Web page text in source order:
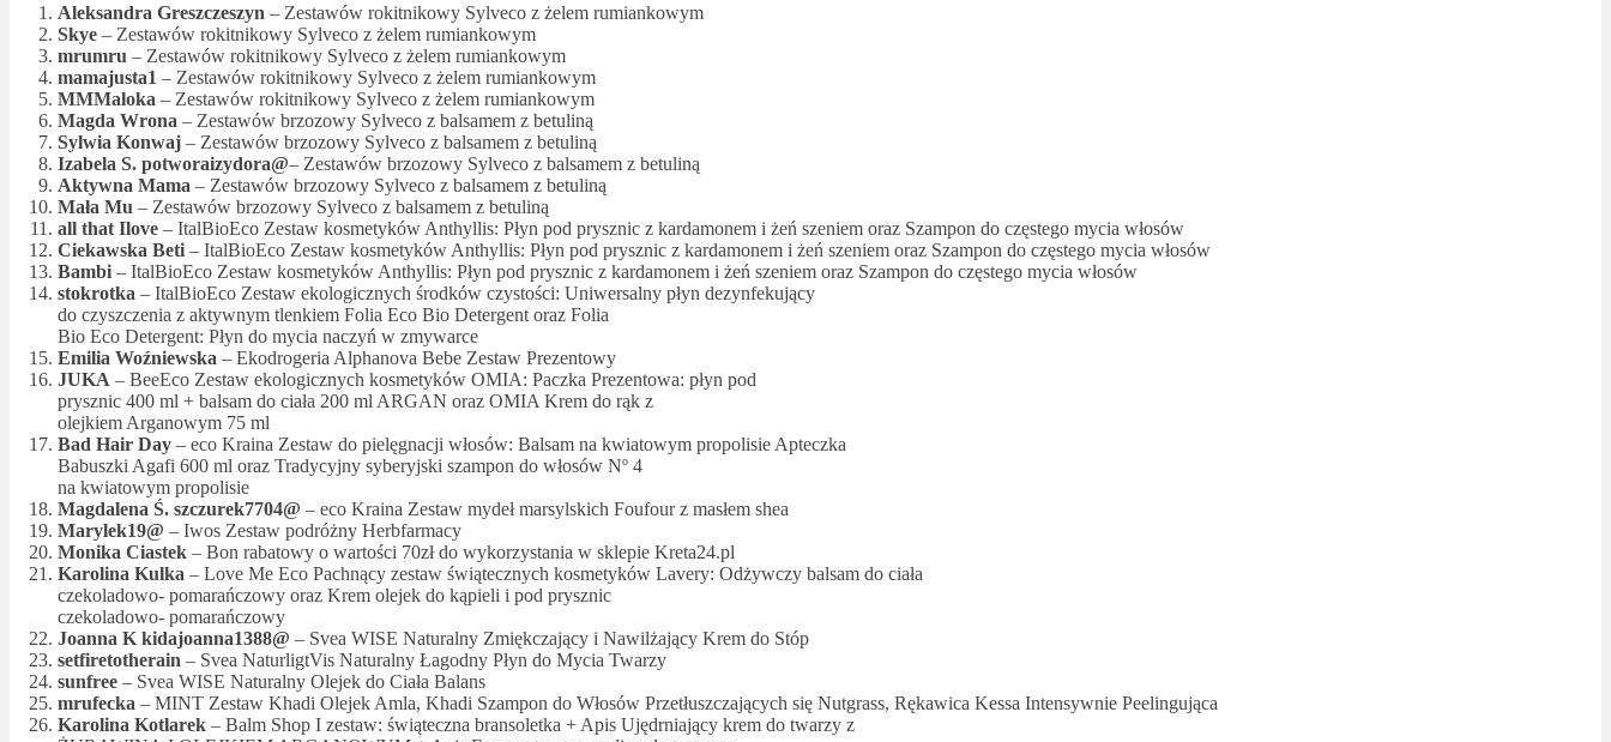
Aleksandra Greszczeszyn – Zestawów rokitnikowy Sylveco z żelem rumiankowym
Skye – Zestawów rokitnikowy Sylveco z żelem rumiankowym
mrumru – Zestawów rokitnikowy Sylveco z żelem rumiankowym
mamajusta1 – Zestawów rokitnikowy Sylveco z żelem rumiankowym
MMMaloka – Zestawów rokitnikowy Sylveco z żelem rumiankowym
Magda Wrona – Zestawów brzozowy Sylveco z balsamem z betuliną
Sylwia Konwaj – Zestawów brzozowy Sylveco z balsamem z betuliną
Izabela S. potworaizydora@– Zestawów brzozowy Sylveco z balsamem z betuliną
Aktywna Mama – Zestawów brzozowy Sylveco z balsamem z betuliną
Mała Mu – Zestawów brzozowy Sylveco z balsamem z betuliną
all that Ilove – ItalBioEco Zestaw kosmetyków Anthyllis: Płyn pod prysznic z kardamonem i żeń szeniem oraz Szampon do częstego mycia włosów
Ciekawska Beti – ItalBioEco Zestaw kosmetyków Anthyllis: Płyn pod prysznic z kardamonem i żeń szeniem oraz Szampon do częstego mycia włosów
Bambi – ItalBioEco Zestaw kosmetyków Anthyllis: Płyn pod prysznic z kardamonem i żeń szeniem oraz Szampon do częstego mycia włosów
stokrotka – ItalBioEco Zestaw ekologicznych środków czystości: Uniwersalny płyn dezynfekujący
do czyszczenia z aktywnym tlenkiem Folia Eco Bio Detergent oraz Folia
Bio Eco Detergent: Płyn do mycia naczyń w zmywarce
Emilia Woźniewska – Ekodrogeria Alphanova Bebe Zestaw Prezentowy
JUKA – BeeEco Zestaw ekologicznych kosmetyków OMIA: Paczka Prezentowa: płyn pod
prysznic 400 ml + balsam do ciała 200 ml ARGAN oraz OMIA Krem do rąk z
olejkiem Arganowym 75 ml
Bad Hair Day – eco Kraina Zestaw do pielęgnacji włosów: Balsam na kwiatowym propolisie Apteczka
Babuszki Agafi 600 ml oraz Tradycyjny syberyjski szampon do włosów Nº 4
na kwiatowym propolisie
Magdalena Ś. szczurek7704@ – eco Kraina Zestaw mydeł marsylskich Foufour z masłem shea
Marylek19@ – Iwos Zestaw podróżny Herbfarmacy
Monika Ciastek – Bon rabatowy o wartości 70zł do wykorzystania w sklepie Kreta24.pl
Karolina Kulka – Love Me Eco Pachnący zestaw świątecznych kosmetyków Lavery: Odżywczy balsam do ciała
czekoladowo- pomarańczowy oraz Krem olejek do kąpieli i pod prysznic
czekoladowo- pomarańczowy
Joanna K kidajoanna1388@ – Svea WISE Naturalny Zmiękczający i Nawilżający Krem do Stóp
setfiretotherain – Svea NaturligtVis Naturalny Łagodny Płyn do Mycia Twarzy
sunfree – Svea WISE Naturalny Olejek do Ciała Balans
mrufecka – MINT Zestaw Khadi Olejek Amla, Khadi Szampon do Włosów Przetłuszczających się Nutgrass, Rękawica Kessa Intensywnie Peelingująca
Karolina Kotlarek – Balm Shop I zestaw: świąteczna bransoletka + Apis Ujędrniający krem do twarzy z